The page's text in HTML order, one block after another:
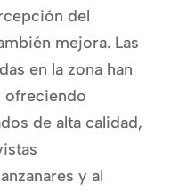
del
mejora. Las
en la zona han
ofreciendo
de alta calidad,
y al